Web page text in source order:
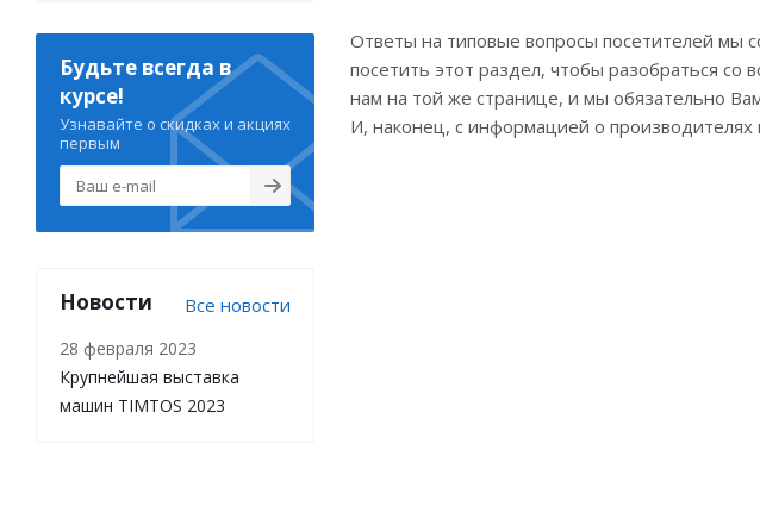
Ответы на типовые вопросы посетителей мы
посетить этот раздел, чтобы разобраться
нам на той же странице, и мы обязательно
И, наконец, с информацией о
Будьте всегда в
курсе!
Узнавайте о скидках и акциях
первым
Новости Все новости
28 февраля 2023
Крупнейшая выставка
машин TIMTOS 2023